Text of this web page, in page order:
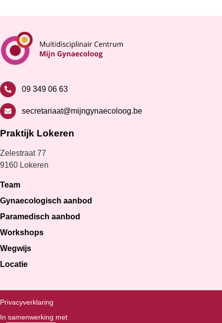
09 349 06 63
secretariaat@mijngynaecoloog.be
Praktijk Lokeren
Zelestraat 77
9160 Lokeren
Team
Gynaecologisch aanbod
Paramedisch aanbod
Workshops
Wegwijs
Locatie
Privacyverklaring
In samenwerking met